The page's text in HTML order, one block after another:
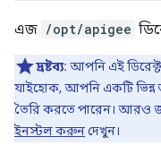
এজ /opt/apigee
দ্রষ্টব্য: আপনি এই
যাইহোক, আপনি একটি ভিন্ন
তৈরি করতে পারেন। আরও
ইনস্টল করুনদেখুন।